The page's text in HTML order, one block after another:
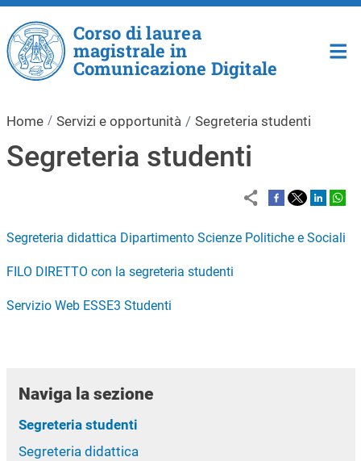
Salta al contenuto principale
Corso di laurea
magistrale in
Comunicazione Digitale
Home Servizi e opportunità Segreteria studenti
Segreteria studenti
Segreteria didattica Dipartimento Scienze Politiche e Sociali
FILO DIRETTO con la segreteria studenti
Servizio Web ESSE3 Studenti
Naviga la sezione
Segreteria studenti
Segreteria didattica